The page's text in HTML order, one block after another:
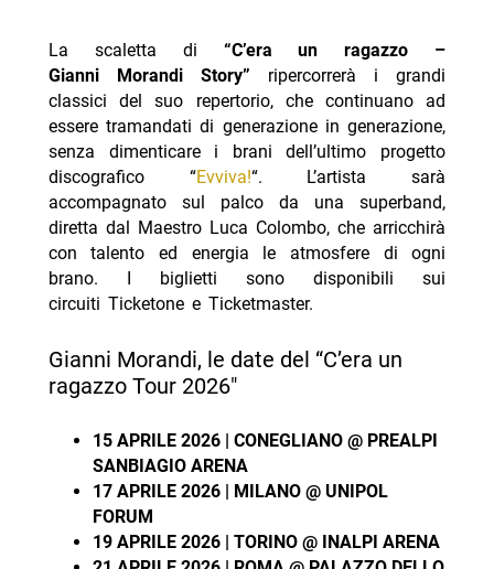
La scaletta di “C’era un ragazzo –
Gianni Morandi Story” ripercorrerà i grandi
classici del suo repertorio, che continuano ad
essere tramandati di generazione in generazione,
senza dimenticare i brani dell’ultimo progetto
discografico “Evviva!“. L’artista sarà
accompagnato sul palco da una
superband,
diretta dal Maestro Luca Colombo, che arricchirà
con talento ed energia le atmosfere di ogni
brano. I biglietti sono disponibili sui
circuiti Ticketone e Ticketmaster.
Gianni Morandi, le date del “C’era un
ragazzo Tour 2026″
15 APRILE 2026 | CONEGLIANO @ PREALPI
SANBIAGIO ARENA
17 APRILE 2026 | MILANO @ UNIPOL
FORUM
19 APRILE 2026 | TORINO @ INALPI ARENA